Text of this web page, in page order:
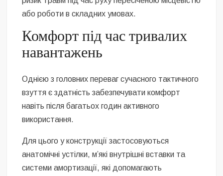
або роботи в складних умовах.
Комфорт під час тривалих
навантажень
Однією з головних переваг сучасного тактичного
взуття є здатність забезпечувати комфорт
навіть після багатьох годин активного
використання.
Для цього у конструкції застосовуються
анатомічні устілки, м’які внутрішні вставки та
системи амортизації, які допомагають